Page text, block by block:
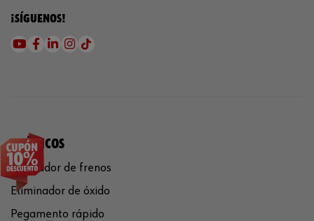
¡SÍGUENOS!
QUÍMICOS
Limpiador de frenos
Eliminador de óxido
Pegamento rápido